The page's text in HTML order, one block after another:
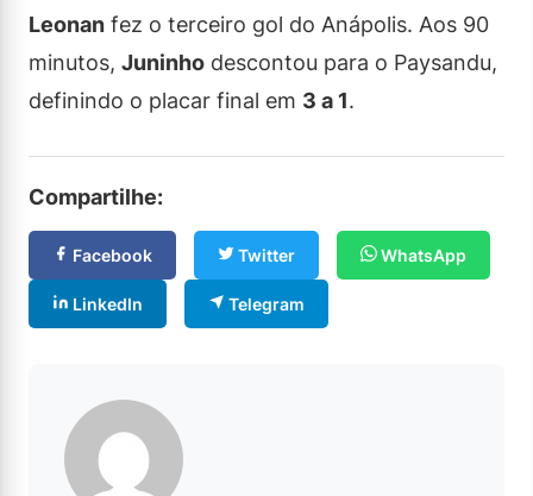
Leonan fez o terceiro gol do Anápolis. Aos 90
minutos, Juninho descontou para o Paysandu,
definindo o placar final em 3 a 1.
Compartilhe:
Facebook Twitter WhatsApp
LinkedIn Telegram